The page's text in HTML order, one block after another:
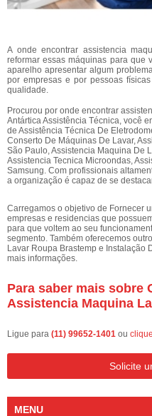
A onde encontrar assistencia
reformar essas máquinas para que
aparelho apresentar algum
por empresas e por pessoas
qualidade.
Procurou por onde encontrar
Antártica Assistência Técnica, você
de Assistência Técnica De
Conserto De Máquinas De Lavar,
São Paulo, Assistencia Maquina De
Assistencia Tecnica Microondas,
Samsung. Com profissionais
a organização é capaz de se
Carregamos o objetivo de Fornecer
empresas e residencias que
para que voltem ao seu
segmento. Também oferecemos
Lavar Roupa Brastemp e Instalação
mais informações.
Para saber mais sobre
Assistencia Maquina
Ligue para (11) 99652-1401 ou
Solicite
MENU